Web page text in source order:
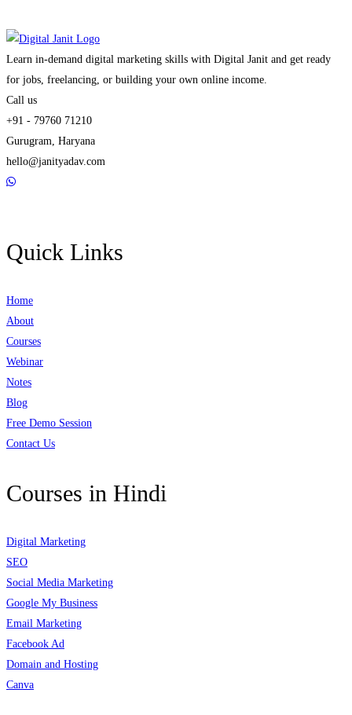
Learn in-demand digital marketing skills with Digital Janit and get ready
for jobs, freelancing, or building your own online income.
Call us
+91 - 79760 71210
Gurugram, Haryana
hello@janityadav.com
Quick Links
Home
About
Courses
Webinar
Notes
Blog
Free Demo Session
Contact Us
Courses in Hindi
Digital Marketing
SEO
Social Media Marketing
Google My Business
Email Marketing
Facebook Ad
Domain and Hosting
Canva